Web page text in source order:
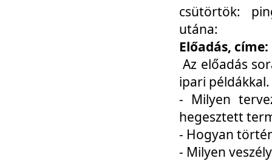
csütörtök:
utána:
Előadás,
Az előadás
ipari
- Milyen
hegesztett
- Hogyan
- Milyen